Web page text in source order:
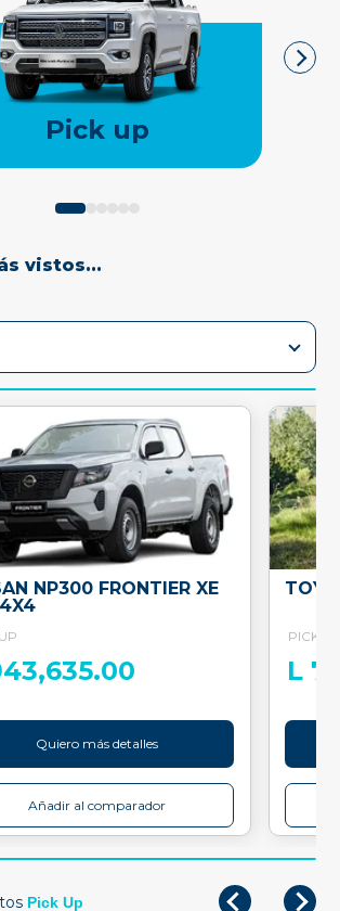
Pick up
vistos...
NP300 FRONTIER XE
Quiero más detalles
Añadir al comparador
PICK
L
Pick Up